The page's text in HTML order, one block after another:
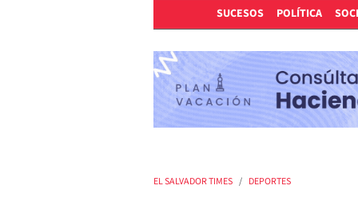
SUCESOS POLÍTICA
EL SALVADOR TIMES DEPORTES